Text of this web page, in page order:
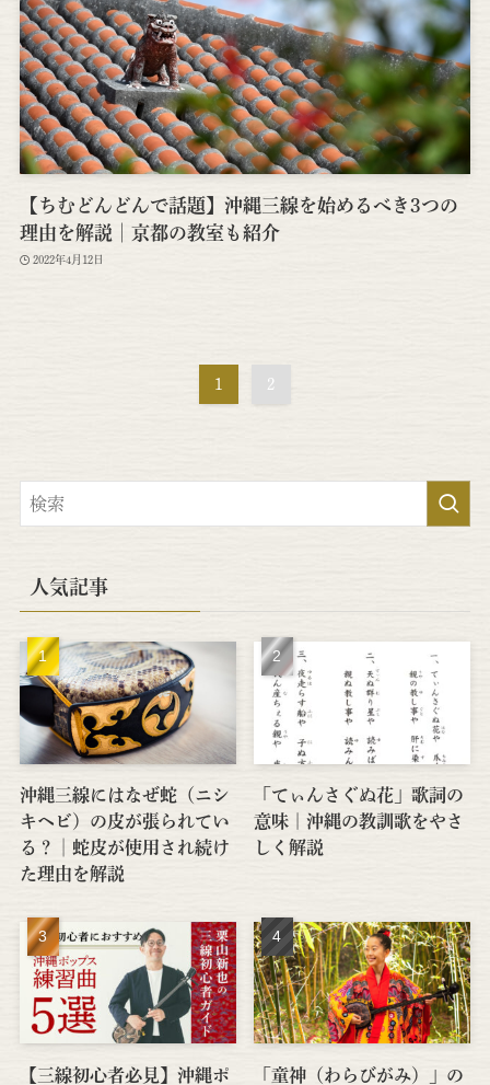
【ちむどんどんで話題】沖縄三線を始めるべき3つの
理由を解説│京都の教室も紹介
2022年4月12日
1 2
人気記事
沖縄三線にはなぜ蛇（ニシ
キヘビ）の皮が張られてい
る？│蛇皮が使用され続け
た理由を解説
「てぃんさぐぬ花」歌詞の
意味｜沖縄の教訓歌をやさ
しく解説
【三線初心者必見】沖縄ポ
「童神（わらびがみ）」の